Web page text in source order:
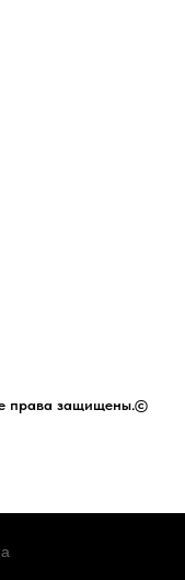
права защищены.©